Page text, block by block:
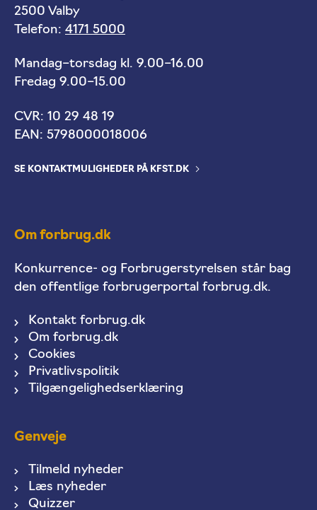
2500 Valby
Telefon: 4171 5000
Mandag–torsdag kl. 9.00–16.00
Fredag 9.00–15.00
CVR: 10 29 48 19
EAN: 5798000018006
SE KONTAKTMULIGHEDER PÅ KFST.DK
Om forbrug.dk
Konkurrence- og Forbrugerstyrelsen står bag
den offentlige forbrugerportal forbrug.dk.
Kontakt forbrug.dk
Om forbrug.dk
Cookies
Privatlivspolitik
Tilgængelighedserklæring
Genveje
Tilmeld nyheder
Læs nyheder
Quizzer